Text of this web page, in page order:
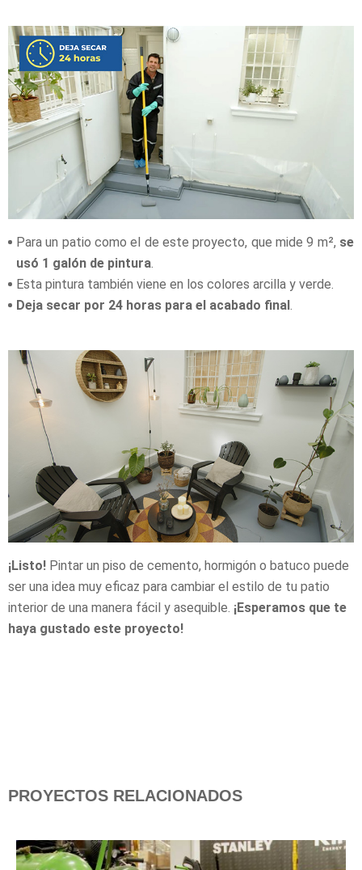
Para un patio como el de este proyecto, que mide 9 m², se
usó 1 galón de pintura
Esta pintura también viene en los colores arcilla y verde.
Deja secar por 24 horas para el acabado final
¡Listo! Pintar un piso de cemento, hormigón o batuco puede
ser una idea muy eficaz para cambiar el estilo de tu patio
interior de una manera fácil y asequible. ¡Esperamos que te
haya gustado este proyecto!
PROYECTOS RELACIONADOS